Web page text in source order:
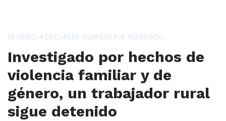
SE NEGÓ A DECLARAR CUANDO FUE INDAGADO
Investigado por hechos de
violencia familiar y de
género, un trabajador rural
sigue detenido